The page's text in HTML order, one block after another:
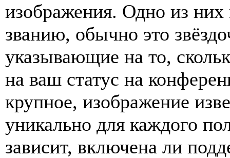
изображения. Одно из
званию, обычно это
указывающие на то,
на ваш статус на
крупное, изображение
уникально для каждого
зависит, включена ли